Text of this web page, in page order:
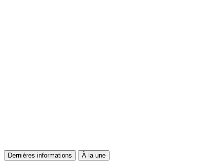
Dernières informations À la une